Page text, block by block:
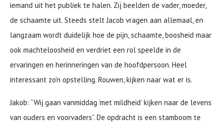
iemand uit het publiek te halen. Zij beelden de vader, moeder,
de schaamte uit. Steeds stelt Jacob vragen aan allemaal, en
langzaam wordt duidelijk hoe de pijn, schaamte, boosheid maar
ook machteloosheid en verdriet een rol speelde in de
ervaringen en herinneringen van de hoofdpersoon. Heel
interessant zo’n opstelling. Rouwen, kijken naar wat er is.
Jakob: “Wij gaan vanmiddag ‘met mildheid’ kijken naar de levens
van ouders en voorvaders”. De opdracht is een stamboom te